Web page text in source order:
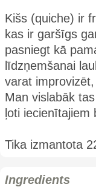
Kišs (quiche) ir
kas ir garšīgs
pasniegt kā
līdzņemšanai
varat
Man vislabāk
ļoti iecienītajiem
Tika izmantota
Ingredients